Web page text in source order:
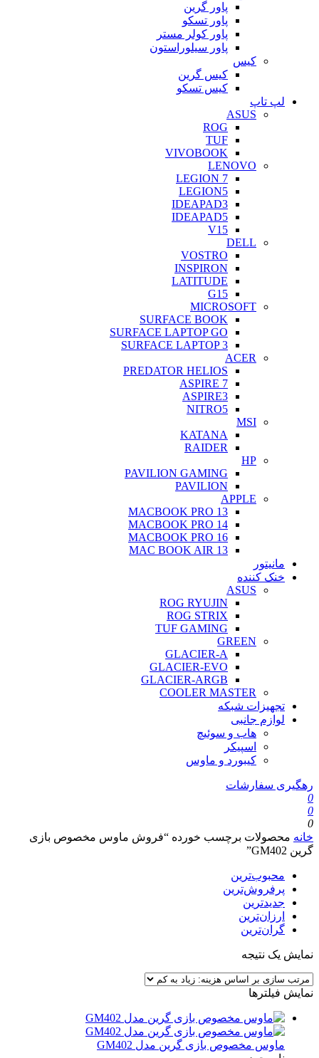
پاور گرین
پاور تسکو
پاور کولر مستر
پاور سیلوراستون
کیس
کیس گرین
کیس تسکو
لپ تاپ
ASUS
ROG
TUF
VIVOBOOK
LENOVO
LEGION 7
LEGION5
IDEAPAD3
IDEAPAD5
V15
DELL
VOSTRO
INSPIRON
LATITUDE
G15
MICROSOFT
SURFACE BOOK
SURFACE LAPTOP GO
SURFACE LAPTOP 3
ACER
PREDATOR HELIOS
ASPIRE 7
ASPIRE3
NITRO5
MSI
KATANA
RAIDER
HP
PAVILION GAMING
PAVILION
APPLE
MACBOOK PRO 13
MACBOOK PRO 14
MACBOOK PRO 16
MAC BOOK AIR 13
مانیتور
خنک کننده
ASUS
ROG RYUJIN
ROG STRIX
TUF GAMING
GREEN
GLACIER-A
GLACIER-EVO
GLACIER-ARGB
COOLER MASTER
تجهیزات شبکه
لوازم جانبی
هاب و سوئیچ
اسپیکر
کیبورد و ماوس
رهگیری سفارشات
0
0
0
خانه محصولات برچسب خورده “فروش ماوس مخصوص بازی
گرین GM402”
محبوب‌ترین
پرفروش‌ترین
جدیدترین
ارزان‌ترین
گران‌ترین
نمایش یک نتیجه
نمایش فیلترها
ماوس مخصوص بازی گرین مدل GM402